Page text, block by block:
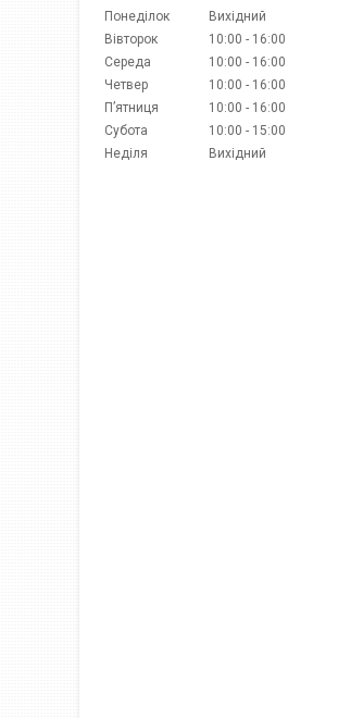
Понеділок
Вихідний
Вівторок
10:00
16:00
Середа
10:00
16:00
Четвер
10:00
16:00
Пʼятниця
10:00
16:00
Субота
10:00
15:00
Неділя
Вихідний